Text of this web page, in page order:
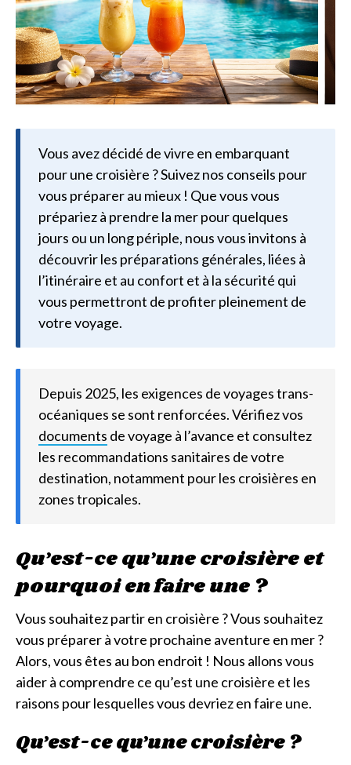
Vous avez décidé de vivre en embarquant
pour une croisière ? Suivez nos conseils pour
vous préparer au mieux ! Que vous vous
prépariez à prendre la mer pour quelques
jours ou un long périple, nous vous invitons à
découvrir les préparations générales, liées à
l’itinéraire et au confort et à la sécurité qui
vous permettront de profiter pleinement de
votre voyage.
Depuis 2025, les exigences de voyages trans-
océaniques se sont renforcées. Vérifiez vos
documents de voyage à l’avance et consultez
les recommandations sanitaires de votre
destination, notamment pour les croisières en
zones tropicales.
Qu’est-ce qu’une croisière et
pourquoi en faire une ?
Vous souhaitez partir en croisière ? Vous souhaitez
vous préparer à votre prochaine aventure en mer ?
Alors, vous êtes au bon endroit ! Nous allons vous
aider à comprendre ce qu’est une croisière et les
raisons pour lesquelles vous devriez en faire une.
Qu’est-ce qu’une croisière ?